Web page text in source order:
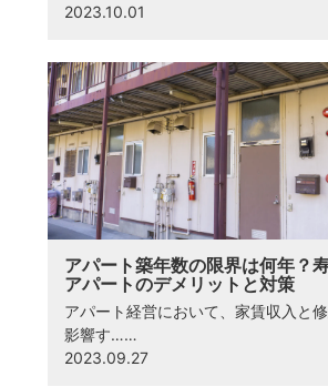
2023.10.01
アパート築年数の限界は何年？
アパートのデメリットと対策
アパート経営において、家賃収入と
影響す……
2023.09.27